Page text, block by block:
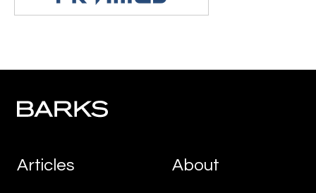
Articles About